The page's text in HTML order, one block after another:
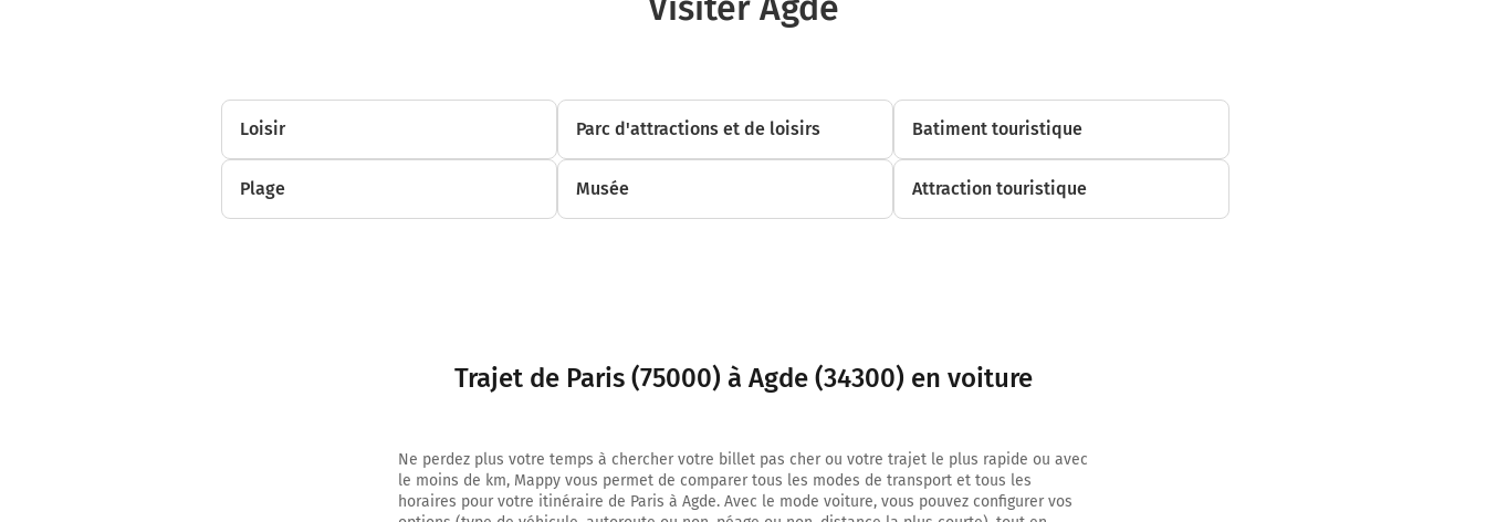
PORTE DE BERCY
Parc Bercy
4,3 km
kilomètres
Orly-Lyon
Loisir Parc d'attractions et de loisirs Batiment touristique
Plage Musée Attraction touristique
Trajet de Paris (75000) à Agde (34300) en voiture
Ne perdez plus votre temps à chercher votre billet pas cher ou votre trajet le plus rapide ou avec
le moins de km, Mappy vous permet de comparer tous les modes de transport et tous les
horaires pour votre itinéraire de Paris à Agde. Avec le mode voiture, vous pouvez configurer vos